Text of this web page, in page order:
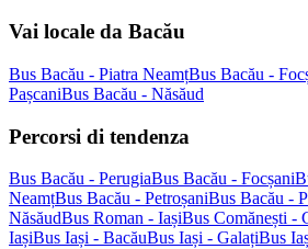
Vai locale da Bacău
Bus Bacău - Piatra NeamțBus Bacău -
PașcaniBus Bacău - Năsăud
Percorsi di tendenza
Bus Bacău - PerugiaBus Bacău - Focșani
NeamțBus Bacău - PetroșaniBus Bacău -
NăsăudBus Roman - IașiBus Comănești -
IașiBus Iași - BacăuBus Iași - GalațiBus